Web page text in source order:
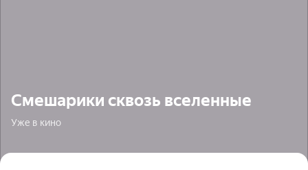
Смешарики сквозь вселенные
Уже в кино